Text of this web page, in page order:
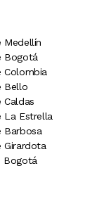
Medellín
Bogotá
Colombia
Bello
Caldas
La Estrella
Barbosa
Girardota
Bogotá